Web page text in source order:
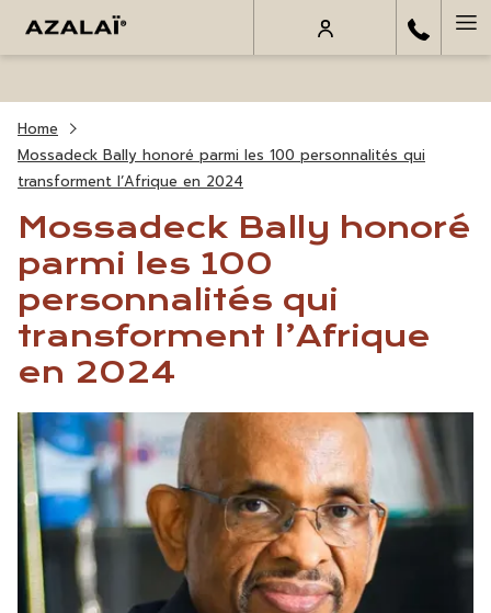
Home
Mossadeck Bally honoré parmi les 100 personnalités qui
transforment l’Afrique en 2024
Mossadeck Bally honoré
parmi les 100
personnalités qui
transforment l’Afrique
en 2024